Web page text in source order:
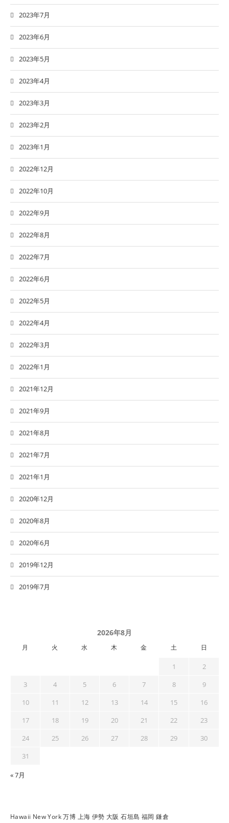
2023年7月
2023年6月
2023年5月
2023年4月
2023年3月
2023年2月
2023年1月
2022年12月
2022年10月
2022年9月
2022年8月
2022年7月
2022年6月
2022年5月
2022年4月
2022年3月
2022年1月
2021年12月
2021年9月
2021年8月
2021年7月
2021年1月
2020年12月
2020年8月
2020年6月
2019年12月
2019年7月
2026年8月
月 火 水 木 金 土 日
1
2
3
4 5 6 7 8
9
10
11 12 13 14 15
16
17
18 19 20 21 22
23
24
25 26 27 28 29
30
31
« 7月
Hawaii New York 万博 上海 伊勢 大阪 石垣島 福岡 鎌倉